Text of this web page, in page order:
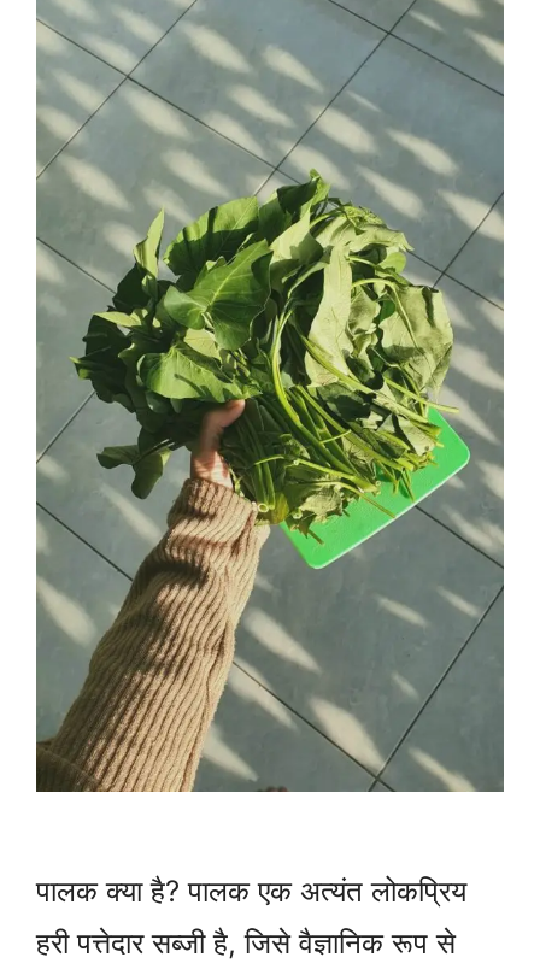
पालक क्या है? पालक एक अत्यंत लोकप्रिय
हरी पत्तेदार सब्जी है, जिसे वैज्ञानिक रूप से